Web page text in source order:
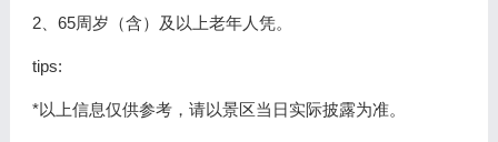
2、65周岁（含）及以上老年人凭。
tips:
*以上信息仅供参考，请以景区当日实际披露为准。